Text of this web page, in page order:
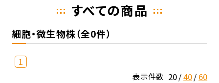
すべての商品
細胞・微生物株（全0件）
1
表示件数 20 40 60